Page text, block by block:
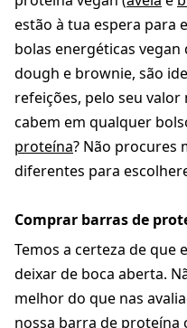
estão à tua espera para
bolas energéticas
dough e brownie, são
refeições, pelo seu
cabem em qualquer
proteína? Não procures
diferentes para
Comprar barras de
Temos a certeza de que
deixar de boca aberta.
melhor do que nas
nossa barra de proteína